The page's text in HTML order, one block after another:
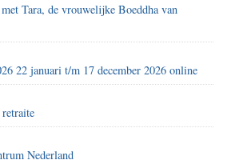
Tara, de vrouwelijke Boeddha van
22 januari t/m 17 december 2026 online
Nederland